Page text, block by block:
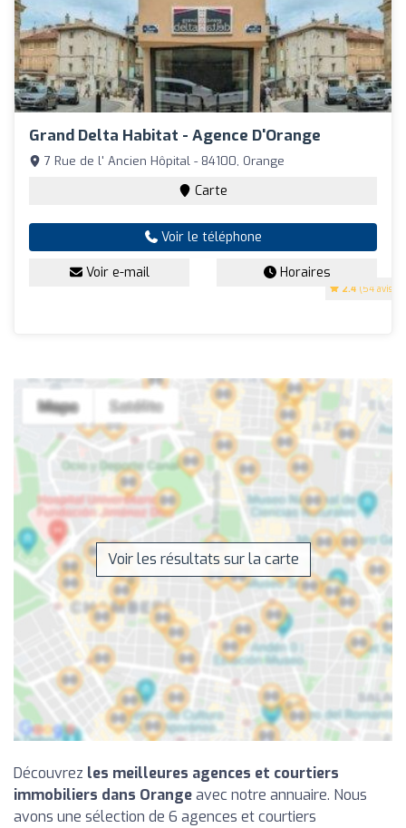
Grand Delta Habitat - Agence D'Orange
2.4 (54 avis)
7 Rue de l' Ancien Hôpital - 84100, Orange
Carte
Voir le téléphone
Voir e-mail Horaires
Voir les résultats sur la carte
Découvrez les meilleures agences et courtiers
immobiliers dans Orangeavec notre annuaire. Nous
avons une sélection de 6 agences et courtiers